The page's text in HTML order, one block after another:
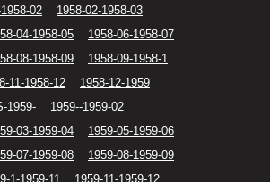
02
1958-02-1958-03
04-1958-05
1958-06-1958-07
08-1958-09
1958-09-1958-1
11-1958-12
1958-12-1959
1959-
1959--1959-02
03-1959-04
1959-05-1959-06
07-1959-08
1959-08-1959-09
1-1959-11
1959-11-1959-12